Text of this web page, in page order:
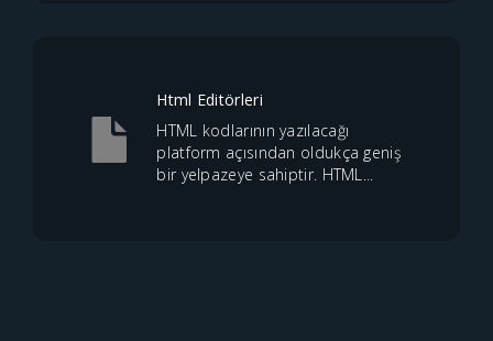
Html Editörleri
HTML kodlarının yazılacağı
platform açısından oldukça geniş
bir yelpazeye sahiptir. HTML...